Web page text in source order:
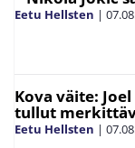
Eetu Hellsten |
Kova väite:
tullut
Eetu Hellsten |